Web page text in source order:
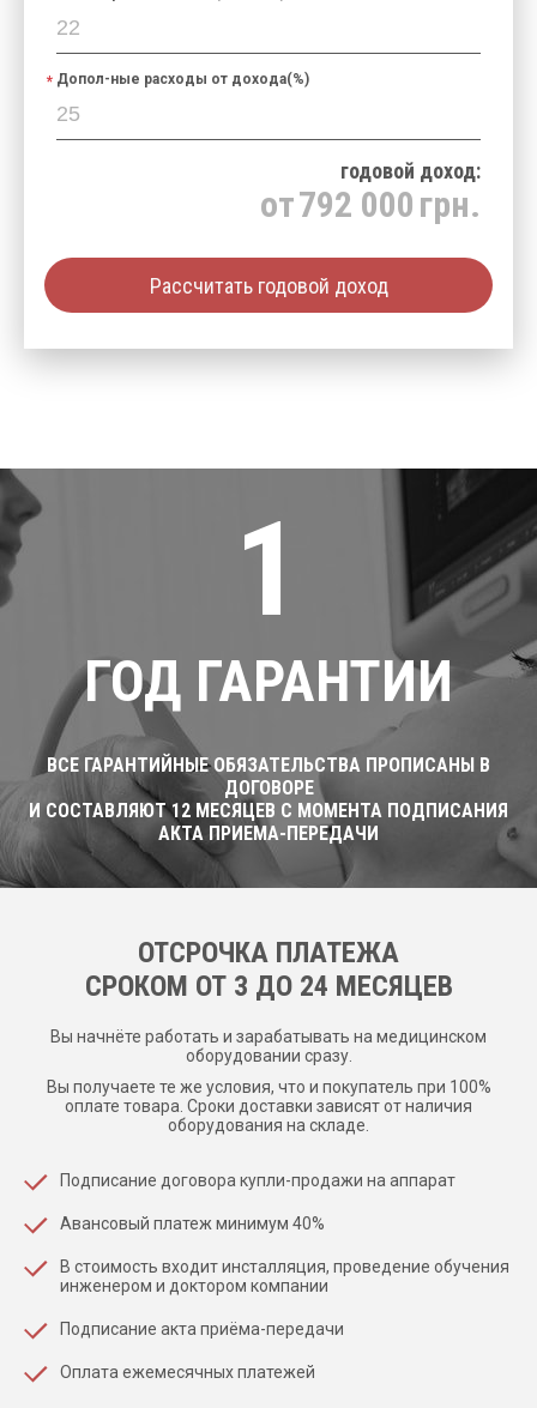
Допол-ные расходы от дохода(%)
годовой доход:
от792 000 грн.
Рассчитать годовой доход
1
ГОД ГАРАНТИИ
ВСЕ ГАРАНТИЙНЫЕ ОБЯЗАТЕЛЬСТВА ПРОПИСАНЫ В
ДОГОВОРЕ
И СОСТАВЛЯЮТ 12 МЕСЯЦЕВ С МОМЕНТА ПОДПИСАНИЯ
АКТА ПРИЕМА-ПЕРЕДАЧИ
ОТСРОЧКА ПЛАТЕЖА
CРОКОМ ОТ 3 ДО 24 МЕСЯЦЕВ
Вы начнёте работать и зарабатывать на медицинском
оборудовании сразу.
Вы получаете те же условия, что и покупатель при 100%
оплате товара. Сроки доставки зависят от наличия
оборудования на складе.
Подписание договора купли-продажи на аппарат
Авансовый платеж минимум 40%
В стоимость входит инсталляция, проведение обучения
инженером и доктором компании
Подписание акта приёма-передачи
Оплата ежемесячных платежей